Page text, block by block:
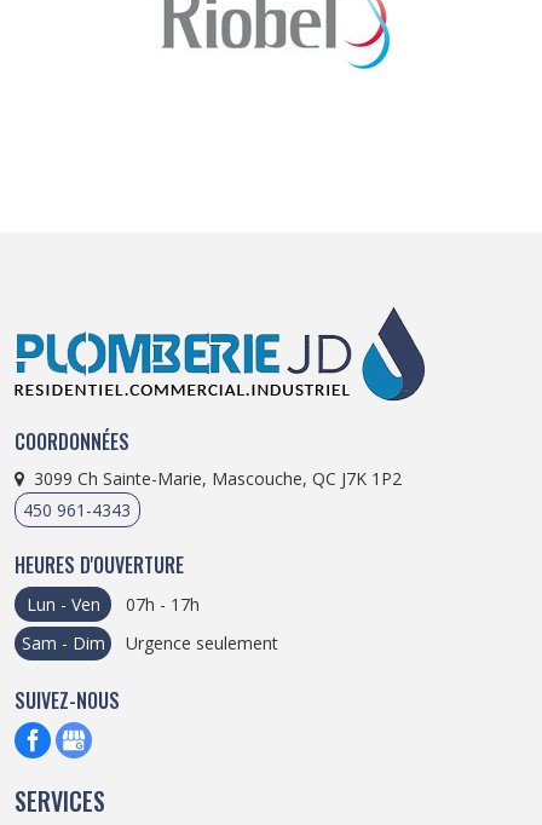
COORDONNÉES
3099 Ch Sainte-Marie, Mascouche, QC J7K 1P2
450 961-4343
HEURES D'OUVERTURE
Lun - Ven
07h - 17h
Sam - Dim
Urgence seulement
SUIVEZ-NOUS
SERVICES